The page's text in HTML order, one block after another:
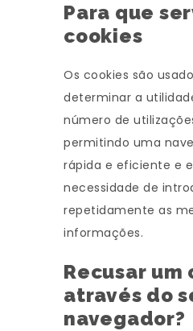
Para que
cookies
Os cookies são
determinar a
número de
permitindo uma
rápida e eficiente e
necessidade de
repetidamente as
informações.
Recusar um
através do
navegador?